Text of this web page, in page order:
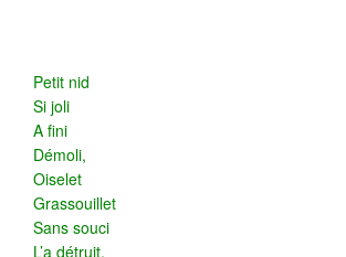
Petit nid
Si joli
A fini
Démoli,
Oiselet
Grassouillet
Sans souci
L’a détruit.